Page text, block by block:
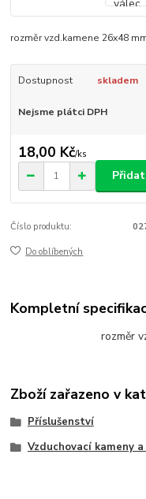
rozměr vzd.kamene 26x48
Dostupnost skladem
Nejsme plátci DPH
18,00 Kč/ks
Číslo produktu:
Do oblíbených
Kompletní
rozměr
Zboží zařazeno v
Příslušenství
Vzduchovací kameny